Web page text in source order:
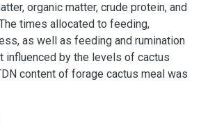
organic matter, crude protein, and
times allocated to feeding,
as well as feeding and rumination
influenced by the levels of cactus
content of forage cactus meal was